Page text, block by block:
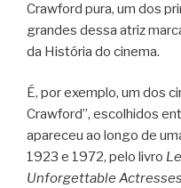
Crawford pura, um dos
grandes dessa atriz
da História do cinema.
É, por exemplo, um dos
Crawford”, escolhidos
apareceu ao longo de
1923 e 1972, pelo livro
Unforgettable